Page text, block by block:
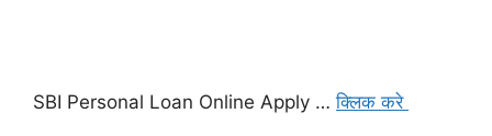
SBI Personal Loan Online Apply …क्लिक करे